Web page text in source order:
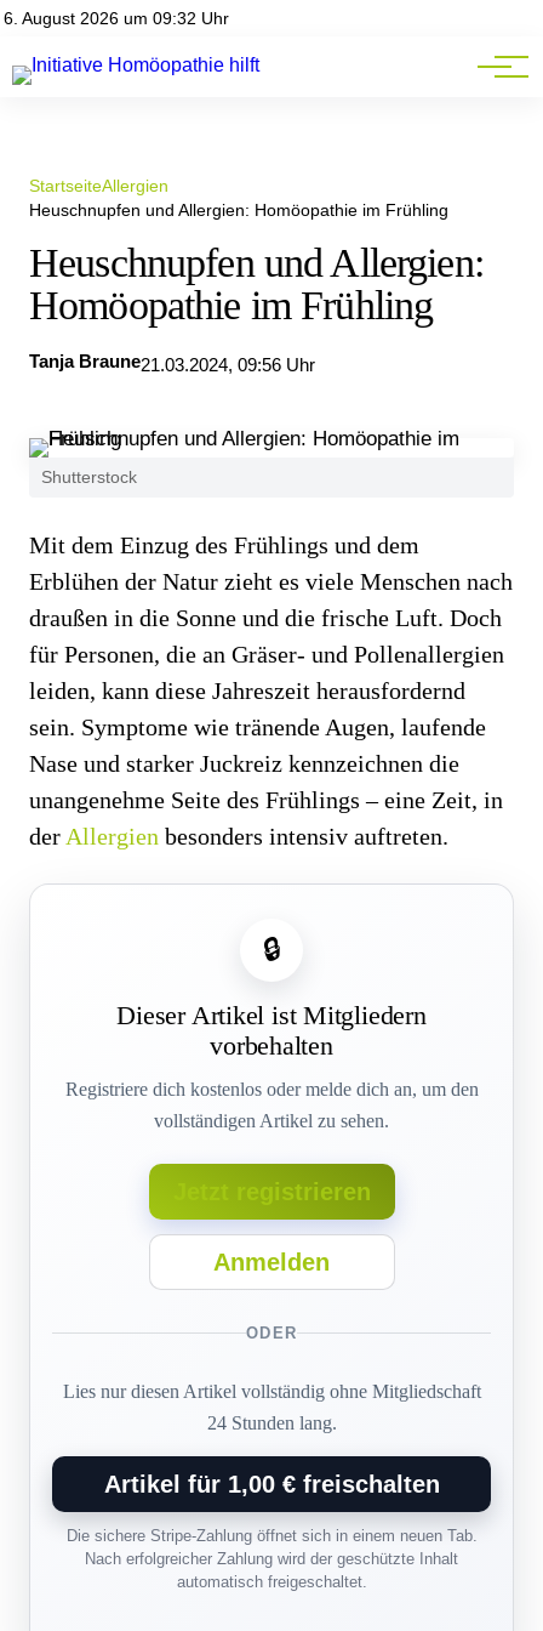
6. August 2026 um 09:32 Uhr
Homöopathie-News
StartseiteAllergien
Heuschnupfen und Allergien: Homöopathie im Frühling
Heuschnupfen und Allergien:
Homöopathie im Frühling
Tanja Braune21.03.2024, 09:56 Uhr
Shutterstock
Mit dem Einzug des Frühlings und dem
Erblühen der Natur zieht es viele Menschen nach
draußen in die Sonne und die frische Luft. Doch
für Personen, die an Gräser- und Pollenallergien
leiden, kann diese Jahreszeit herausfordernd
sein. Symptome wie tränende Augen, laufende
Nase und starker Juckreiz kennzeichnen die
unangenehme Seite des Frühlings – eine Zeit, in
der Allergien besonders intensiv auftreten.
🔒
Dieser Artikel ist Mitgliedern
vorbehalten
Registriere dich kostenlos oder melde dich an, um den
vollständigen Artikel zu sehen.
Jetzt registrieren
Anmelden
ODER
Lies nur diesen Artikel vollständig ohne Mitgliedschaft
24 Stunden lang.
Artikel für 1,00 € freischalten
Die sichere Stripe-Zahlung öffnet sich in einem neuen Tab.
Nach erfolgreicher Zahlung wird der geschützte Inhalt
automatisch freigeschaltet.